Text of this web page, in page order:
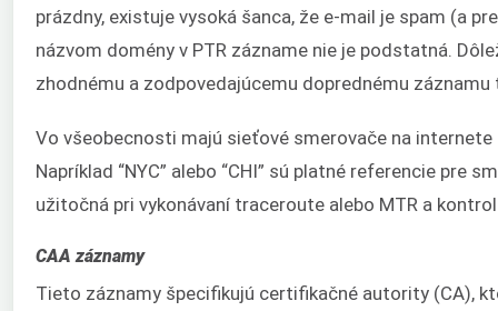
prázdny, existuje vysoká šanca, že e-mail je spam (a
názvom domény v PTR zázname nie je podstatná.
zhodnému a zodpovedajúcemu doprednému záznamu
Vo všeobecnosti majú sieťové smerovače na
Napríklad “NYC” alebo “CHI” sú platné referencie pre
užitočná pri vykonávaní traceroute alebo MTR a
CAA záznamy
Tieto záznamy špecifikujú certifikačné autority (CA),